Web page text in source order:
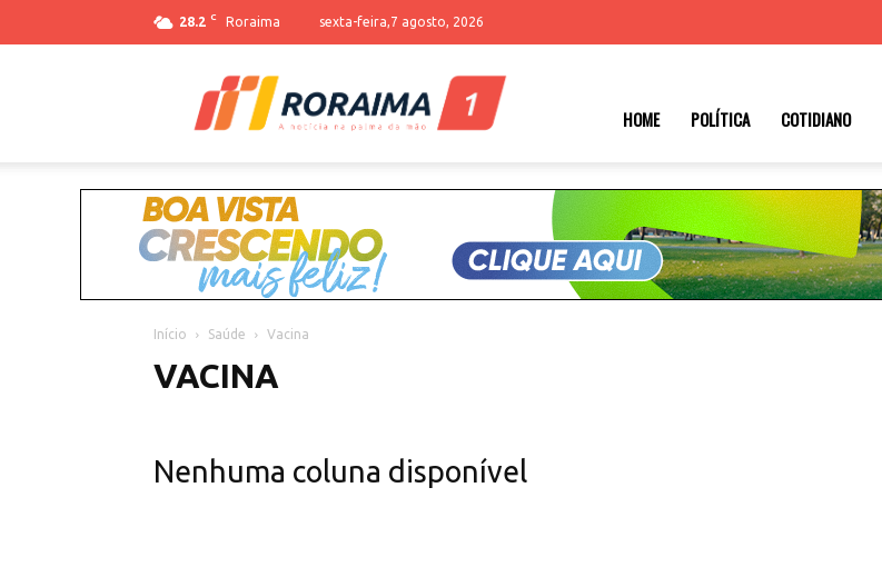
28.2 C Roraima sexta-feira,7 agosto, 2026
HOME POLÍTICA COTIDIANO
Início Saúde Vacina
VACINA
Nenhuma coluna disponível